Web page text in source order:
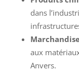
dans
aux
Anvers.